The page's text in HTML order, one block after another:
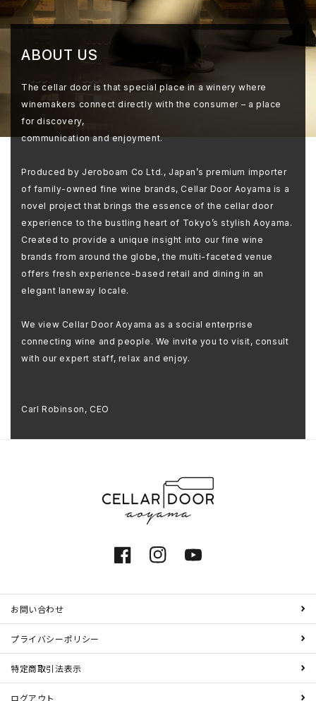
ABOUT US
The cellar door is that special place in a winery where
winemakers connect directly with the consumer – a place
for discovery,
communication and enjoyment.
Produced by Jeroboam Co Ltd., Japan’s premium importer
of family-owned fine wine brands, Cellar Door Aoyama is a
novel project that brings the essence of the cellar door
experience to the bustling heart of Tokyo’s stylish Aoyama.
Created to provide a unique insight into our fine wine
brands from around the globe, the multi-faceted venue
offers fresh experience-based retail and dining in an
elegant laneway locale.
We view Cellar Door Aoyama as a social enterprise
connecting wine and people. We invite you to visit, consult
with our expert staff, relax and enjoy.
Carl Robinson, CEO
FacebookInstagramYouTube
お問い合わせ
プライバシーポリシー
特定商取引法表示
ログアウト